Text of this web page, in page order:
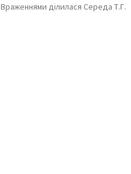
Враженнями ділилася Середа Т.Г.